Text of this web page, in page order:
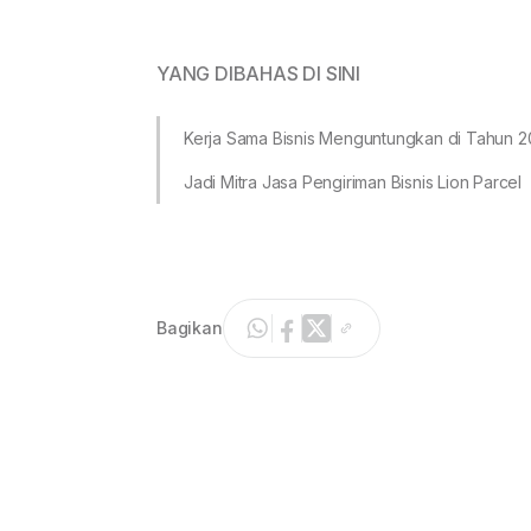
YANG DIBAHAS DI SINI
Kerja Sama Bisnis Menguntungkan di Tahun
Jadi Mitra Jasa Pengiriman Bisnis Lion Parcel
Bagikan